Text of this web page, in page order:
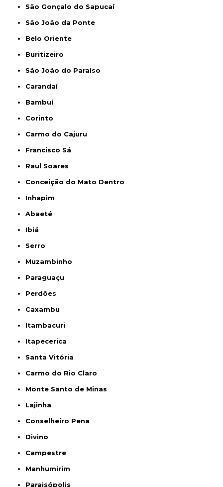
São Gonçalo do Sapucaí
São João da Ponte
Belo Oriente
Buritizeiro
São João do Paraíso
Carandaí
Bambuí
Corinto
Carmo do Cajuru
Francisco Sá
Raul Soares
Conceição do Mato Dentro
Inhapim
Abaeté
Ibiá
Serro
Muzambinho
Paraguaçu
Perdões
Caxambu
Itambacuri
Itapecerica
Santa Vitória
Carmo do Rio Claro
Monte Santo de Minas
Lajinha
Conselheiro Pena
Divino
Campestre
Manhumirim
Paraisópolis